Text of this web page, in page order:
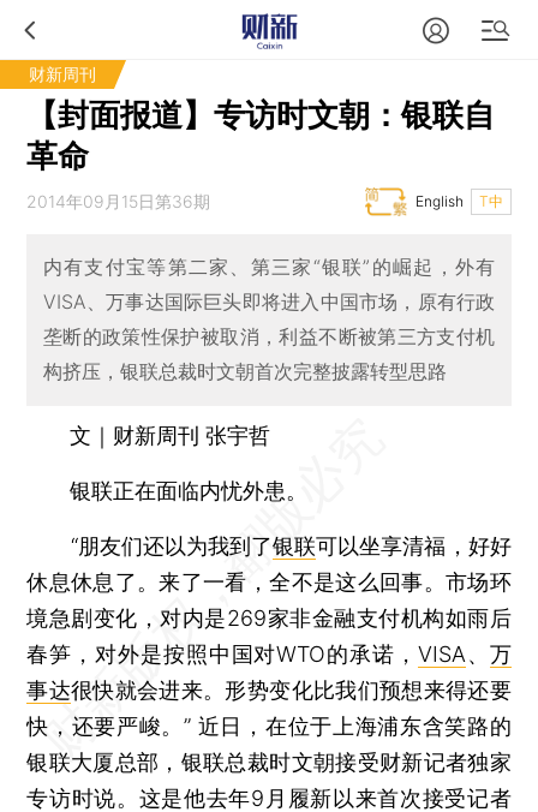
财新周刊
【封面报道】专访时文朝：银联自
革命
2014年09月15日第36期 T中
English
内有支付宝等第二家、第三家“银联”的崛起，外有
VISA、万事达国际巨头即将进入中国市场，原有行政
垄断的政策性保护被取消，利益不断被第三方支付机
构挤压，银联总裁时文朝首次完整披露转型思路
文｜财新周刊 张宇哲
银联正在面临内忧外患。
“朋友们还以为我到了银联可以坐享清福，好好
休息休息了。来了一看，全不是这么回事。市场环
境急剧变化，对内是269家非金融支付机构如雨后
春笋，对外是按照中国对WTO的承诺， VISA、 万
事达很快就会进来。形势变化比我们预想来得还要
快，还要严峻。” 近日，在位于上海浦东含笑路的
银联大厦总部，银联总裁时文朝接受财新记者独家
专访时说。这是他去年9月履新以来首次接受记者